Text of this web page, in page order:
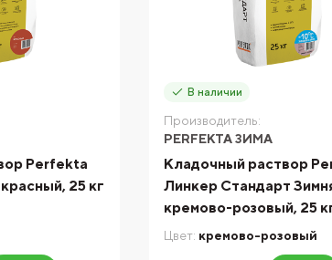
Perfekta
25 кг
В наличии
Производитель:
PERFEKTA ЗИМА
Кладочный раствор
Линкер Стандарт
кремово-розовый, 25
Цвет: кремово-розовый